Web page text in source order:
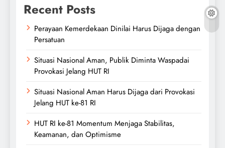
Recent Posts
Perayaan Kemerdekaan Dinilai Harus Dijaga dengan
Persatuan
Situasi Nasional Aman, Publik Diminta Waspadai
Provokasi Jelang HUT RI
Situasi Nasional Aman Harus Dijaga dari Provokasi
Jelang HUT ke-81 RI
HUT RI ke-81 Momentum Menjaga Stabilitas,
Keamanan, dan Optimisme